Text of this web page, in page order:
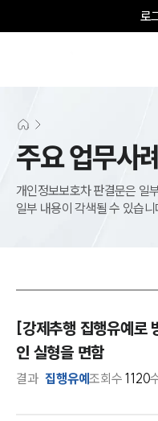
로
주요 업무사
개인정보보호차 판결문은 일
일부 내용이 각색될 수 있습니
[강제추행 집행유예로
인 실형을 면함
결과 집행유예조회수1120